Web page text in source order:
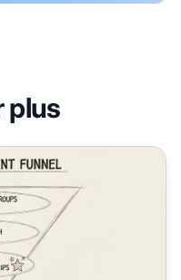
plus
qualité pour votre